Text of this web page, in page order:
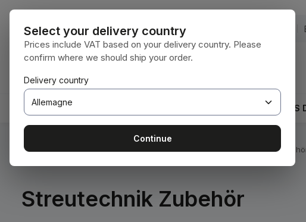
au contenu principal
Passer à la recherche
Passer à la navigation principale
ACCUEIL PIÈCES
Vous êtes ici : Streutechnik
Streutechnik Zubehör
Select your delivery country
Prices include VAT based on your delivery country. Please
confirm where we should ship your order.
Delivery country
Continue